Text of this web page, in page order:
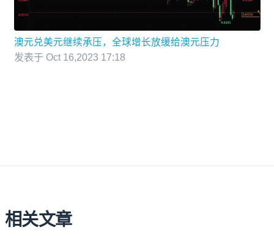
澳元兑美元继续承压，全球增长放缓给澳元压力
发表于 Oct 16,2023 17:18
相关文章